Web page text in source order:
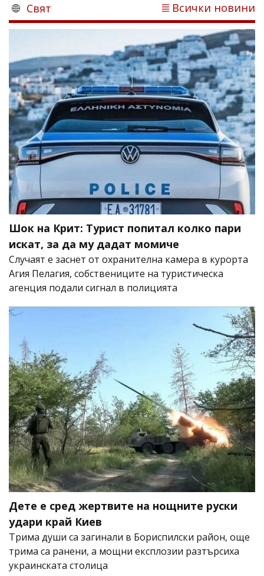
Свят Всички новини
Шок на Крит: Турист попитал колко пари
искат, за да му дадат момиче
Случаят е заснет от охранителна камера в курорта
Агия Пелагия, собствениците на туристическа
агенция подали сигнал в полицията
Дете е сред жертвите на нощните руски
удари край Киев
Трима души са загинали в Бориспилски район, още
трима са ранени, а мощни експлозии разтърсиха
украинската столица